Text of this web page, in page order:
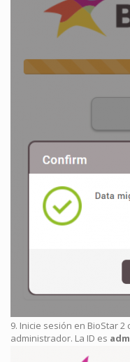
9. Inicie sesión en BioStar
administrador. La ID es